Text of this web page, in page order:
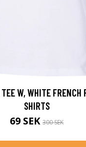
TEE W, WHITE
SHIRTS
69 SEK 300 SEK